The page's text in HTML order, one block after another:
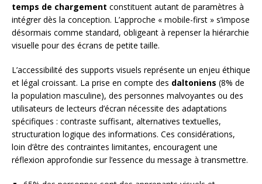
temps de chargement constituent autant de paramètres à
intégrer dès la conception. L’approche « mobile-first » s’impose
désormais comme standard, obligeant à repenser la hiérarchie
visuelle pour des écrans de petite taille.
L’accessibilité des supports visuels représente un enjeu éthique
et légal croissant. La prise en compte des daltoniens (8% de
la population masculine), des personnes malvoyantes ou des
utilisateurs de lecteurs d’écran nécessite des adaptations
spécifiques : contraste suffisant, alternatives textuelles,
structuration logique des informations. Ces considérations,
loin d’être des contraintes limitantes, encouragent une
réflexion approfondie sur l’essence du message à transmettre.